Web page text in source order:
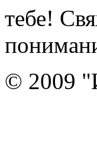
тебе!
© 2009